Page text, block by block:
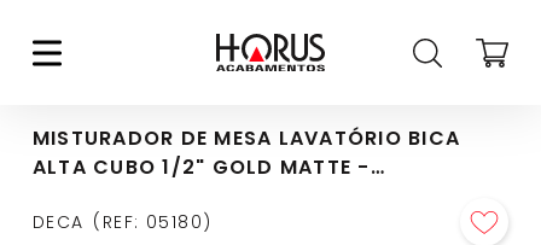
MISTURADOR DE MESA LAVATÓRIO BICA
ALTA CUBO 1/2" GOLD MATTE -
DECA REF: 05180